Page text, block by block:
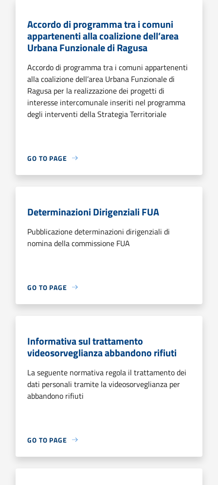
Accordo di programma tra i comuni
appartenenti alla coalizione dell’area
Urbana Funzionale di Ragusa
Accordo di programma tra i comuni appartenenti
alla coalizione dell’area Urbana Funzionale di
Ragusa per la realizzazione dei progetti di
interesse intercomunale inseriti nel programma
degli interventi della Strategia Territoriale
GO TO PAGE
Determinazioni Dirigenziali FUA
Pubblicazione determinazioni dirigenziali di
nomina della commissione FUA
GO TO PAGE
Informativa sul trattamento
videosorveglianza abbandono rifiuti
La seguente normativa regola il trattamento dei
dati personali tramite la videosorveglianza per
abbandono rifiuti
GO TO PAGE